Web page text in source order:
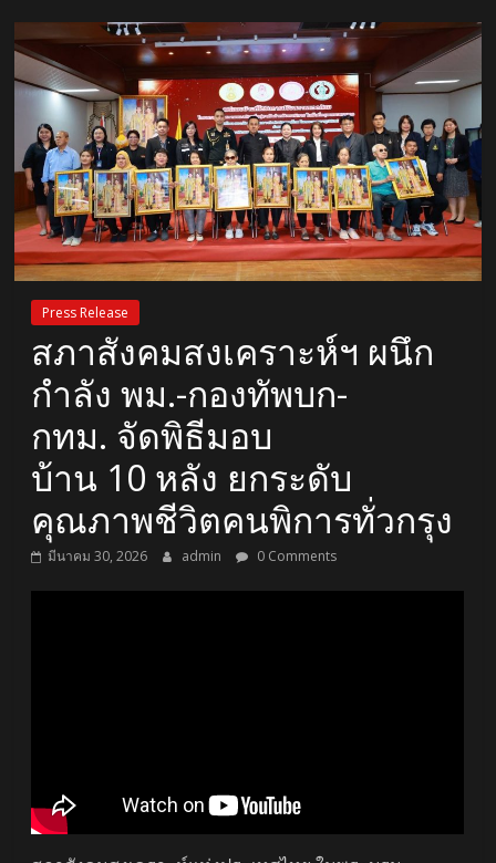
Press Release
สภาสังคมสงเคราะห์ฯ ผนึก
กำลัง พม.-กองทัพบก-
กทม. จัดพิธีมอบ
บ้าน 10 หลัง ยกระดับ
คุณภาพชีวิตคนพิการทั่วกรุง
มีนาคม 30, 2026 admin 0 Comments